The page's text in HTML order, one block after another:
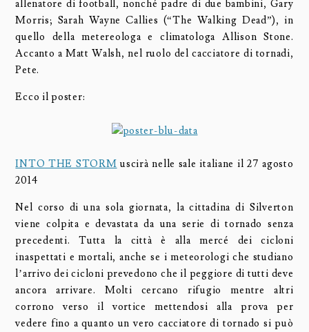
allenatore di football, nonché padre di due bambini, Gary
Morris; Sarah Wayne Callies (“The Walking Dead”), in
quello della metereologa e climatologa Allison Stone.
Accanto a Matt Walsh, nel ruolo del cacciatore di tornadi,
Pete.
Ecco il poster:
INTO THE STORM uscirà nelle sale italiane il 27 agosto
2014
Nel corso di una sola giornata, la cittadina di Silverton
viene colpita e devastata da una serie di tornado senza
precedenti. Tutta la città è alla mercé dei cicloni
inaspettati e mortali, anche se i meteorologi che studiano
l’arrivo dei cicloni prevedono che il peggiore di tutti deve
ancora arrivare. Molti cercano rifugio mentre altri
corrono verso il vortice mettendosi alla prova per
vedere fino a quanto un vero cacciatore di tornado si può